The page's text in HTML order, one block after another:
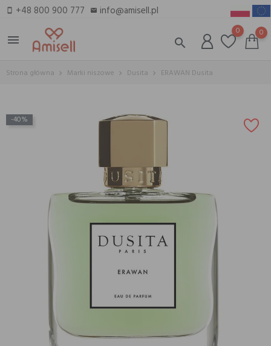
smartphone +48 800 900 777 email info@amisell.pl
menu
search
0 0
Strona główna Marki niszowe Dusita ERAWAN Dusita
-40%